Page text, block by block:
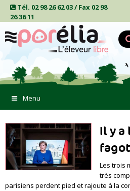
Tél. 02 98 26 62 03 / Fax 02 98
26 36 11
Menu
Il y a
Les trois
très
parisiens perdent pied et rajoute à la